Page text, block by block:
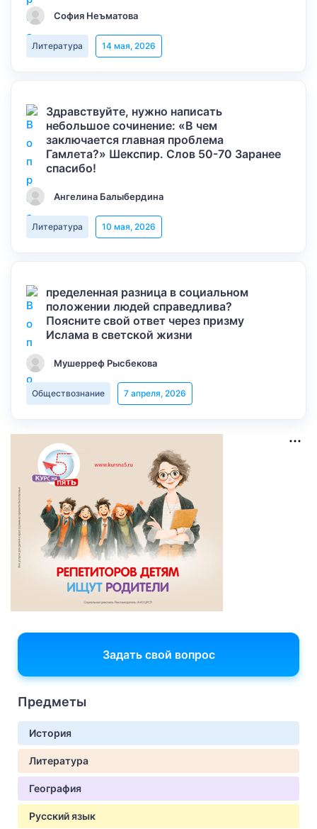
София Неъматова
Литература 14 мая, 2026
Здравствуйте, нужно написать
небольшое сочинение: «В чем
заключается главная проблема
Гамлета?» Шекспир. Слов 50-70 Заранее
спасибо!
Ангелина Балыбердина
Литература 10 мая, 2026
пределенная разница в социальном
положении людей справедлива?
Поясните свой ответ через призму
Ислама в светской жизни
Мушерреф Рысбекова
Обществознание 7 апреля, 2026
Задать свой вопрос
Предметы
История
Литература
География
Русский язык